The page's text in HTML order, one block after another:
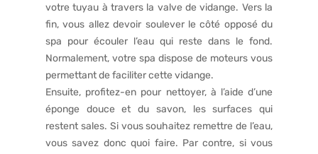
votre tuyau à travers la valve de vidange. Vers la
fin, vous allez devoir soulever le côté opposé du
spa pour écouler l’eau qui reste dans le fond.
Normalement, votre spa dispose de moteurs vous
permettant de faciliter cette vidange.
Ensuite, profitez-en pour nettoyer, à l’aide d’une
éponge douce et du savon, les surfaces qui
restent sales. Si vous souhaitez remettre de l’eau,
vous savez donc quoi faire. Par contre, si vous